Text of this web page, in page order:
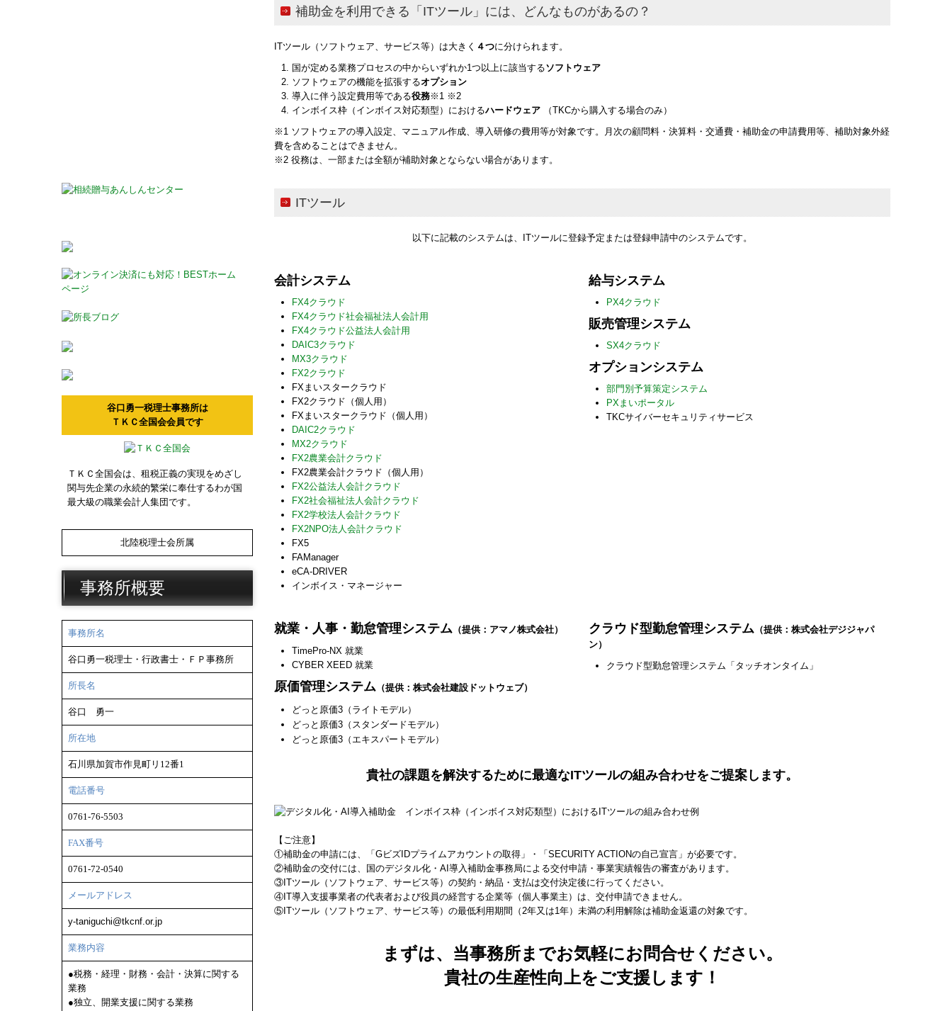
谷口勇一税理士事務所は
ＴＫＣ全国会会員です
ＴＫＣ全国会は、租税正義の実現をめざし
関与先企業の永続的繁栄に奉仕するわが国
最大級の職業会計人集団です。
北陸税理士会所属
事務所概要
事務所名
谷口勇一税理士・行政書士・ＦＰ事務所
所長名
谷口 勇一
所在地
石川県加賀市作見町リ12番1
電話番号
0761-76-5503
FAX番号
0761-72-0540
メールアドレス
y-taniguchi@tkcnf.or.jp
業務内容
●税務・経理・財務・会計・決算に関する
業務
●独立、開業支援に関する業務
補助金を利用できる「ITツール」には、どんなものがあるの？
ITツール（ソフトウェア、サービス等）は大きく ４つに分けられます。
国が定める業務プロセスの中からいずれか1つ以上に該当するソフトウェア
ソフトウェアの機能を拡張するオプション
導入に伴う設定費用等である役務※1 ※2
インボイス枠（インボイス対応類型）におけるハードウェア
（TKCから購入する場合のみ）
※1 ソフトウェアの導入設定、マニュアル作成、導入研修の費用等が対象です。月次の顧問料・決算料・交通費・補助金の申請費用等、補助対象外経
費を含めることはできません。
※2 役務は、一部または全額が補助対象とならない場合があります。
ITツール
以下に記載のシステムは、ITツールに登録予定または登録申請中のシステムです。
会計システム
FX4クラウド
FX4クラウド社会福祉法人会計用
FX4クラウド公益法人会計用
DAIC3クラウド
MX3クラウド
FX2クラウド
FXまいスタークラウド
FX2クラウド（個人用）
FXまいスタークラウド（個人用）
DAIC2クラウド
MX2クラウド
FX2農業会計クラウド
FX2農業会計クラウド（個人用）
FX2公益法人会計クラウド
FX2社会福祉法人会計クラウド
FX2学校法人会計クラウド
FX2NPO法人会計クラウド
FX5
FAManager
eCA-DRIVER
インボイス・マネージャー
給与システム
PX4クラウド
販売管理システム
SX4クラウド
オプションシステム
部門別予算策定システム
PXまいポータル
TKCサイバーセキュリティサービス
就業・人事・勤怠管理システム （提供：アマノ株式会社）
TimePro-NX 就業
CYBER XEED 就業
原価管理システム （提供：株式会社建設ドットウェブ）
どっと原価3（ライトモデル）
どっと原価3（スタンダードモデル）
どっと原価3（エキスパートモデル）
クラウド型勤怠管理システム （提供：株式会社デジジャパ
ン）
クラウド型勤怠管理システム「タッチオンタイム」
貴社の課題を解決するために最適なITツールの組み合わせをご提案します。
【ご注意】
①補助金の申請には、「GビズIDプライムアカウントの取得」・「SECURITY ACTIONの自己宣言」が必要です。
②補助金の交付には、国のデジタル化・AI導入補助金事務局による交付申請・事業実績報告の審査があります。
③ITツール（ソフトウェア、サービス等）の契約・納品・支払は交付決定後に行ってください。
④IT導入支援事業者の代表者および役員の経営する企業等（個人事業主）は、交付申請できません。
⑤ITツール（ソフトウェア、サービス等）の最低利用期間（2年又は1年）未満の利用解除は補助金返還の対象です。
まずは、当事務所までお気軽にお問合せください。
貴社の生産性向上をご支援します！